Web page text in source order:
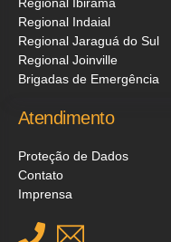
Regional Indaial
Regional Jaraguá do Sul
Regional Joinville
Brigadas de Emergência
Atendimento
Proteção de Dados
Contato
Imprensa